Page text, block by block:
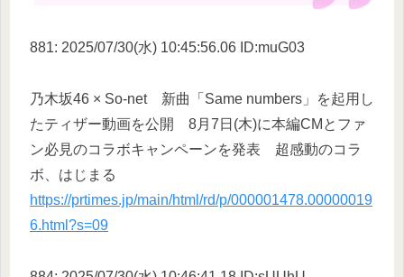
881: 2025/07/30(水) 10:45:56.06 ID:muG03
乃木坂46 × So-net 新曲「Same numbers」を起用し
たティザー動画を公開 8月7日(木)に本編CMとファ
ン必見のコラボキャンペーンを発表 超感動のコラ
ボ、はじまる
https://prtimes.jp/main/html/rd/p/000001478.00000019
6.html?s=09